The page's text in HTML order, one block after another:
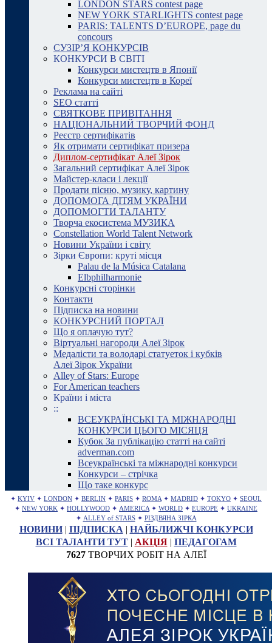
LONDON STARS contest page
NEW YORK STARLIGHTS contest page
PARIS: TALENTS D’EUROPE, page du
concours
СУЗІР’Я КОНКУРСІВ
КОНКУРСИ В СВІТІ
Конкурси мистецтв в Японії
Конкурси мистецтв в Кореї
Реклама на сайті
SEO статті
СВЯТКОВЕ ПРИВІТАННЯ
НАЦІОНАЛЬНИЙ ТВОРЧИЙ ФОНД
Реєстр сертифікатів
Як отримати сертифікат призера
Диплом-сертифікат Алеї Зірок
Загальний сертифікат Алеї Зірок
Майстер-класи і лекції
Продати пісню, музику, картину
ДОПОМОГА ДІТЯМ УКРАЇНИ
ДОПОМОГТИ ТАЛАНТУ
Творча екосистема МУЗИКА
Constellation World Talent Network
Новини України і світу
Зірки Європи: круті місця
Palau de la Música Catalana
Elbphilharmonie
Конкурсні сторінки
Контакти
Підписка на новини
КОНКУРСНИЙ ПОРТАЛ
Що я оплачую тут?
Віртуальні нагороди Алеї Зірок
Медалісти та володарі статуеток і кубків
Алеї Зірок України
Alley of Stars: Europe
For American teachers
Країни і міста
::
ВСЕУКРАЇНСЬКІ ТА МІЖНАРОДНІ
КОНКУРСИ ЦЬОГО МІСЯЦЯ
Кубок За публікацію статті на сайті
adverman.com
Всеукраїнські та міжнародні конкурси
Конкурси – стрічка
Що таке конкурс
✦ KYIV ✦ LONDON ✦ BERLIN ✦ PARIS ✦ ROMA ✦ MADRID ✦ TOKYO ✦ SEOUL
✦ NEW YORK ✦ HOLLYWOOD ✦ AMERICA ✦ WORLD ✦ EUROPE ✦ UKRAINE
✦ ALLEY of STARS ✦ РІЗДВЯНА ЗІРКА
НОВИНИ| ПІДПИСКА | НАЙБЛИЖЧІ КОНКУРСИ
ВСІ ТАЛАНТИ ТУТ| АКЦІЯ| ПЕДАГОГАМ
7627ТВОРЧИХ РОБІТ НА АЛЕЇ